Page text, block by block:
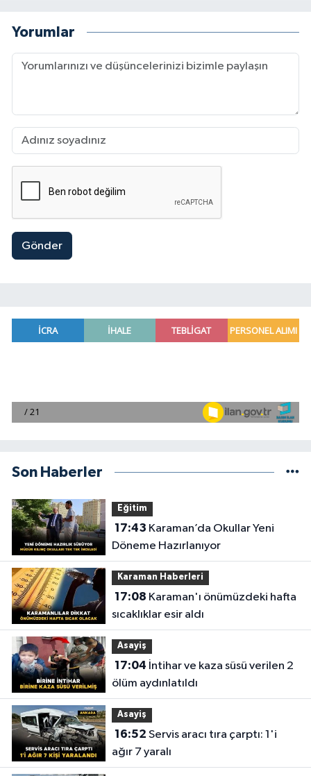
Yorumlar
Gönder
Son Haberler
Eğitim
17:43
Döneme Hazırlanıyor
Karaman Haberleri
17:08
sıcaklıklar esir aldı
Asayiş
17:04
ölüm aydınlatıldı
Asayiş
16:52
ağır 7 yaralı